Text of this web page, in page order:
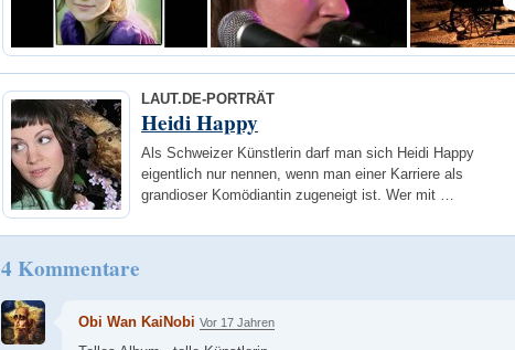
LAUT.DE-PORTRÄT
Heidi Happy
Als Schweizer Künstlerin darf man sich Heidi Happy
eigentlich nur nennen, wenn man einer Karriere als
grandioser Komödiantin zugeneigt ist. Wer mit …
4 Kommentare
Obi Wan KaiNobi Vor 17 Jahren